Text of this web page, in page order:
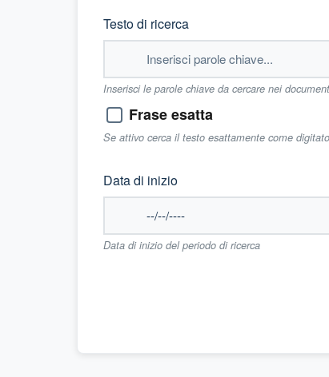
Testo di ricerca
Inserisci le parole chiave da cercare nei
Frase esatta
Se attivo cerca il testo esattamente come
Data di inizio
Data di inizio del periodo di ricerca